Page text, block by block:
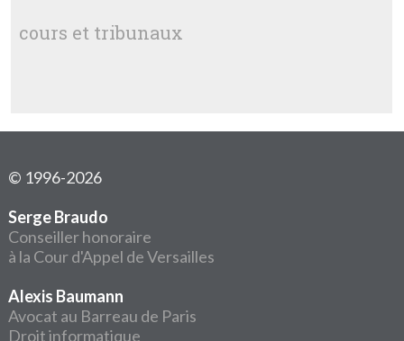
cours et tribunaux
© 1996-2026
Serge Braudo
Conseiller honoraire
à la Cour d'Appel de Versailles
Alexis Baumann
Avocat au Barreau de Paris
Droit informatique